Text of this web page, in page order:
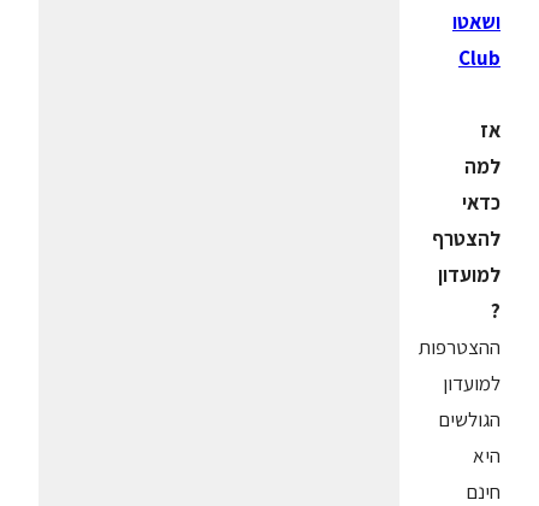
ושאטו
Club
אז
למה
כדאי
להצטרף
למועדון
?
ההצטרפות
למועדון
הגולשים
היא
חינם